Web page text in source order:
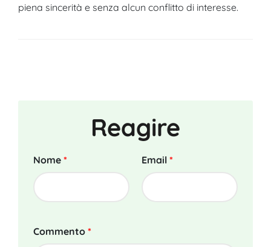
piena sincerità e senza alcun conflitto di interesse.
Reagire
Nome * Email *
Commento *